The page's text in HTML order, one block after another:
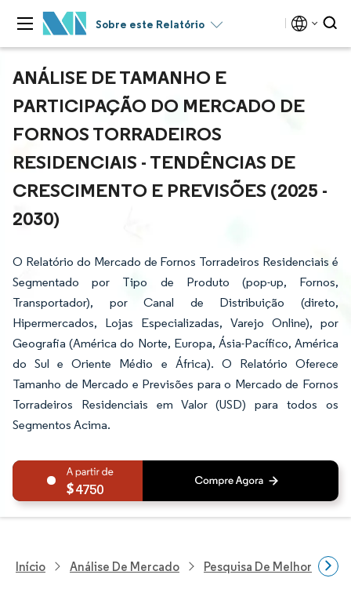
Sobre este Relatório
ANÁLISE DE TAMANHO E
PARTICIPAÇÃO DO MERCADO DE
FORNOS TORRADEIROS
RESIDENCIAIS - TENDÊNCIAS DE
CRESCIMENTO E PREVISÕES (2025 -
2030)
O Relatório do Mercado de Fornos Torradeiros Residenciais é
Segmentado por Tipo de Produto (pop-up, Fornos,
Transportador), por Canal de Distribuição (direto,
Hipermercados, Lojas Especializadas, Varejo Online), por
Geografia (América do Norte, Europa, Ásia-Pacífico, América
do Sul e Oriente Médio e África). O Relatório Oferece
Tamanho de Mercado e Previsões para o Mercado de Fornos
Torradeiros Residenciais em Valor (USD) para todos os
Segmentos Acima.
4750
Início Análise De Mercado Pesquisa De Melhorias